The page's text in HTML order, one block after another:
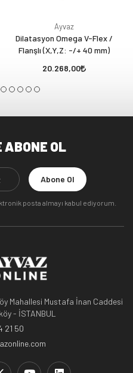
Ayvaz
Dilatasyon Omega V-Flex /
Flanşlı (X,Y,Z: -/+ 40 mm)
20.268,00
ABONE OL
Abone Ol
posta almayı kabul ediyorum.
Mahallesi Mustafa İnan Caddesi
- İSTANBUL
21 50